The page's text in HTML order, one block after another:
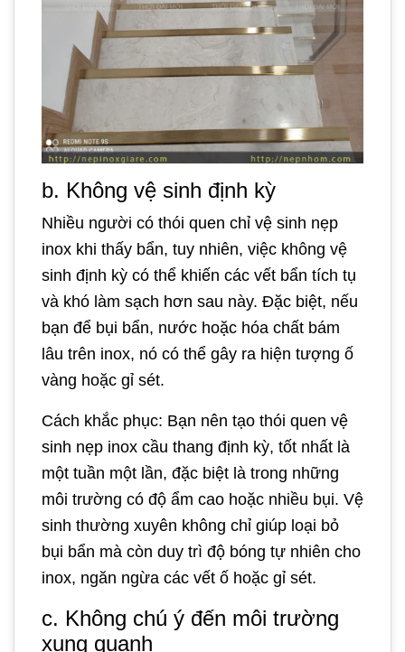
b. Không vệ sinh định kỳ
Nhiều người có thói quen chỉ vệ sinh nẹp
inox khi thấy bẩn, tuy nhiên, việc không vệ
sinh định kỳ có thể khiến các vết bẩn tích tụ
và khó làm sạch hơn sau này. Đặc biệt, nếu
bạn để bụi bẩn, nước hoặc hóa chất bám
lâu trên inox, nó có thể gây ra hiện tượng ố
vàng hoặc gỉ sét.
Cách khắc phục: Bạn nên tạo thói quen vệ
sinh nẹp inox cầu thang định kỳ, tốt nhất là
một tuần một lần, đặc biệt là trong những
môi trường có độ ẩm cao hoặc nhiều bụi. Vệ
sinh thường xuyên không chỉ giúp loại bỏ
bụi bẩn mà còn duy trì độ bóng tự nhiên cho
inox, ngăn ngừa các vết ố hoặc gỉ sét.
c. Không chú ý đến môi trường
xung quanh